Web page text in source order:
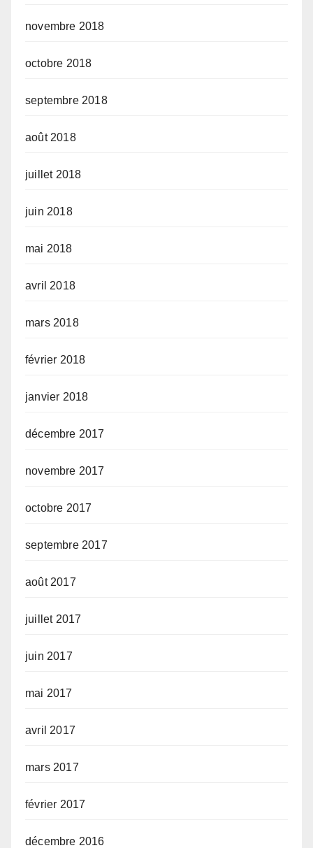
novembre 2018
octobre 2018
septembre 2018
août 2018
juillet 2018
juin 2018
mai 2018
avril 2018
mars 2018
février 2018
janvier 2018
décembre 2017
novembre 2017
octobre 2017
septembre 2017
août 2017
juillet 2017
juin 2017
mai 2017
avril 2017
mars 2017
février 2017
décembre 2016